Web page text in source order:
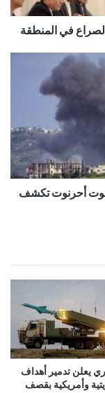
في المنطقة
أحرنوت تكشف
يعلن تدمير أهداف
وأمريكية بقصف